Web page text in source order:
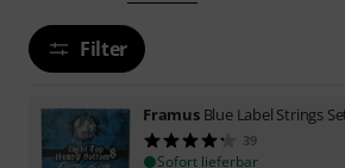
Filter
Framus Blue Label Strings
39
Sofort lieferbar